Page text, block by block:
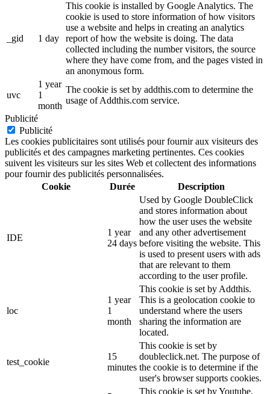
_gid 1 day
This cookie is installed by Google Analytics. The
cookie is used to store information of how visitors
use a website and helps in creating an analytics
report of how the website is doing. The data
collected including the number visitors, the source
where they have come from, and the pages visted in
an anonymous form.
uvc
1 year
1
month
The cookie is set by addthis.com to determine the
usage of Addthis.com service.
Publicité
Publicité
Les cookies publicitaires sont utilisés pour fournir aux visiteurs des
publicités et des campagnes marketing pertinentes. Ces cookies
suivent les visiteurs sur les sites Web et collectent des informations
pour fournir des publicités personnalisées.
Cookie
Durée Description
IDE
1 year
24 days
Used by Google DoubleClick
and stores information about
how the user uses the website
and any other advertisement
before visiting the website. This
is used to present users with ads
that are relevant to them
according to the user profile.
loc
1 year
1
month
This cookie is set by Addthis.
This is a geolocation cookie to
understand where the users
sharing the information are
located.
test_cookie
15
minutes
This cookie is set by
doubleclick.net. The purpose of
the cookie is to determine if the
user's browser supports cookies.
This cookie is set by Youtube.